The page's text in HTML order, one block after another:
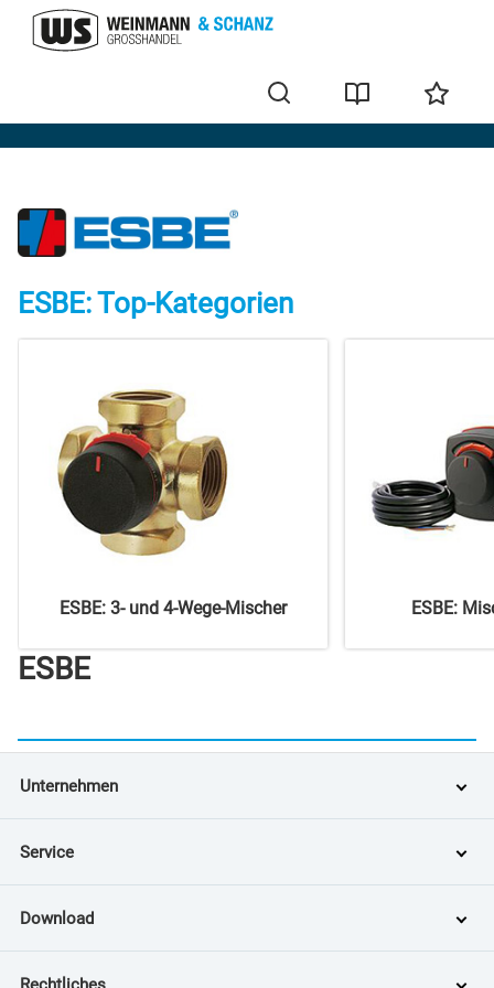
Marken
ESBE: Top-Kategorien
ESBE: 3- und 4-Wege-Mischer ESBE:
ESBE
Unternehmen
Service
Download